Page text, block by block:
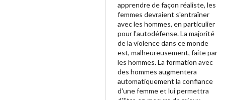
apprendre de façon réaliste, les
femmes devraient s'entraîner
avec les hommes, en particulier
pour l'autodéfense. La majorité
de la violence dans ce monde
est, malheureusement, faite par
les hommes. La formation avec
des hommes augmentera
automatiquement la confiance
d'une femme et lui permettra